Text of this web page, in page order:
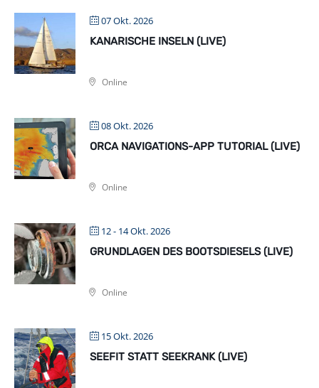
07 Okt. 2026
KANARISCHE INSELN (LIVE)
Online
08 Okt. 2026
ORCA NAVIGATIONS-APP TUTORIAL (LIVE)
Online
12 - 14 Okt. 2026
GRUNDLAGEN DES BOOTSDIESELS (LIVE)
Online
15 Okt. 2026
SEEFIT STATT SEEKRANK (LIVE)